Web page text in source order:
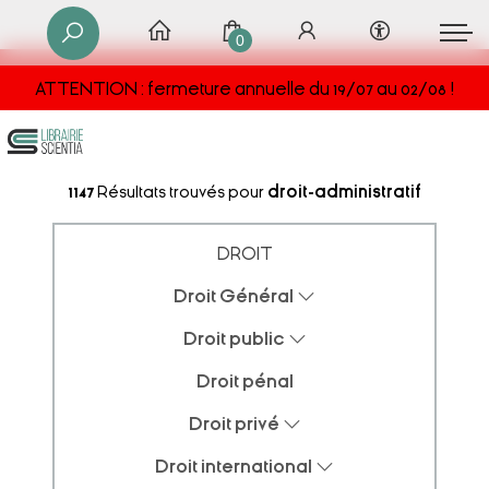
ATTENTION : fermeture annuelle du 19/07 au 02/08 !
0
1147 Résultats trouvés pour droit-administratif
DROIT
Droit Général
Droit public
Droit pénal
Droit privé
Droit international